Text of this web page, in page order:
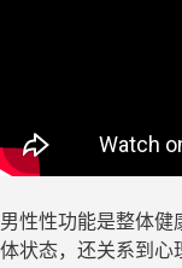
男性性功能是整体健
体状态，还关系到心